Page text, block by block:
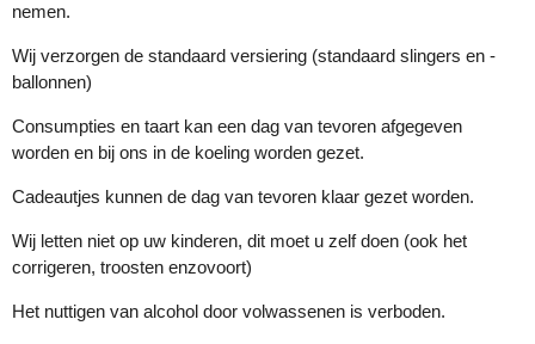
nemen.
Wij verzorgen de standaard versiering (standaard slingers en -
ballonnen)
Consumpties en taart kan een dag van tevoren afgegeven
worden en bij ons in de koeling worden gezet.
Cadeautjes kunnen de dag van tevoren klaar gezet worden.
Wij letten niet op uw kinderen, dit moet u zelf doen (ook het
corrigeren, troosten enzovoort)
Het nuttigen van alcohol door volwassenen is verboden.